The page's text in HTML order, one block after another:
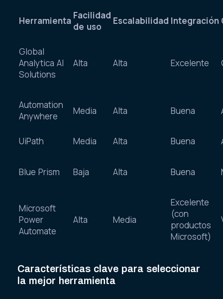
Herramienta Facilidad
de uso
Escalabilidad Integración
Global
Analytica AI
Solutions
Alta Alta Excelente
Automation
Anywhere
Media Alta Buena
UiPath Media Alta Buena
Blue Prism Baja Alta Buena
Microsoft
Power
Automate
Alta Media
Excelente
(con
productos
Microsoft)
Características clave para seleccionar
la mejor herramienta